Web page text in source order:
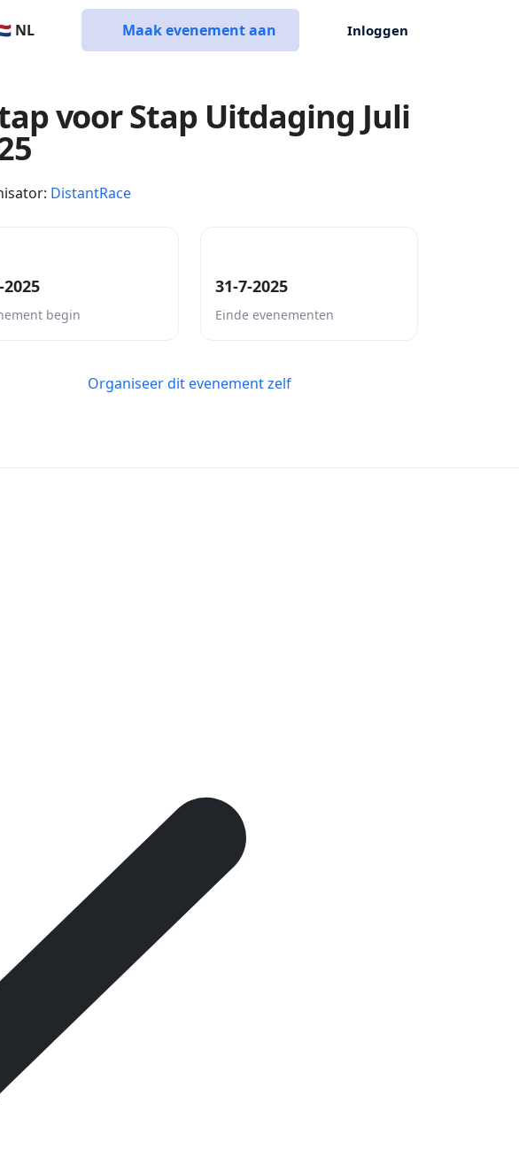
NL Maak evenement aan Inloggen
voor Stap Uitdaging Juli
DistantRace
2025
begin
31-7-2025
Einde evenementen
Organiseer dit evenement zelf